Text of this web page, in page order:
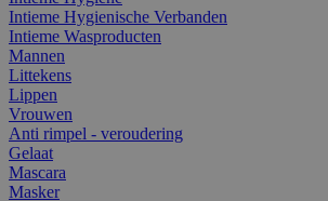
Intieme Hygienische Verbanden
Intieme Wasproducten
Mannen
Littekens
Lippen
Vrouwen
Anti rimpel - veroudering
Gelaat
Mascara
Masker